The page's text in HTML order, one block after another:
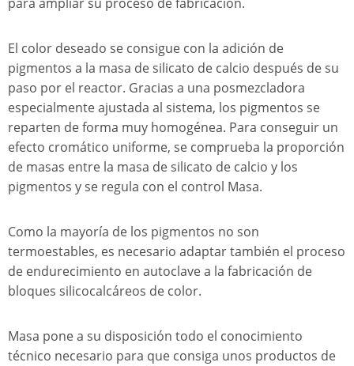
El color deseado se consigue con la adición de
pigmentos a la masa de silicato de calcio después de su
paso por el reactor. Gracias a una posmezcladora
especialmente ajustada al sistema, los pigmentos se
reparten de forma muy homogénea. Para conseguir un
efecto cromático uniforme, se comprueba la proporción
de masas entre la masa de silicato de calcio y los
pigmentos y se regula con el control Masa.
Como la mayoría de los pigmentos no son
termoestables, es necesario adaptar también el proceso
de endurecimiento en autoclave a la fabricación de
bloques silicocalcáreos de color.
Masa pone a su disposición todo el conocimiento
técnico necesario para que consiga unos productos de